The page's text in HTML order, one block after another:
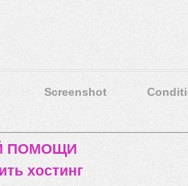
Screenshot
ПОМОЩИ
хостинг